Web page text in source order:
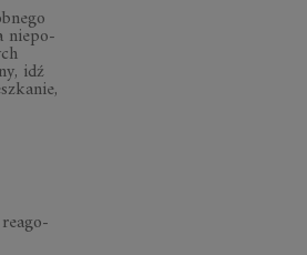
nie­po­
idź
reago­